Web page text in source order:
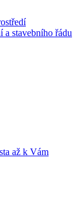
a stavebního řádu
až k Vám